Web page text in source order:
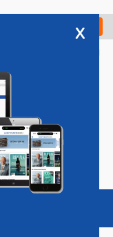
Check in
Vacatures
x